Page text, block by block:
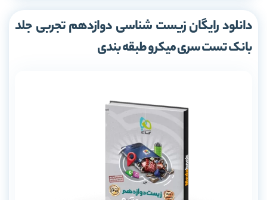
دانلود رایگان زیست شناسی دوازدهم تجربی جلد
بانک تست سری میکرو طبقه بندی